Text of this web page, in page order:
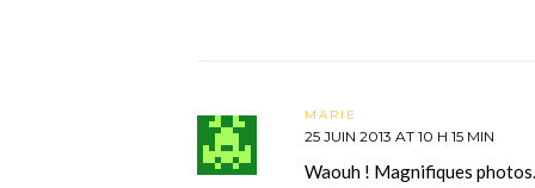
MARIE
25 JUIN 2013 AT 10 H 15 MIN
Waouh ! Magnifiques photos.